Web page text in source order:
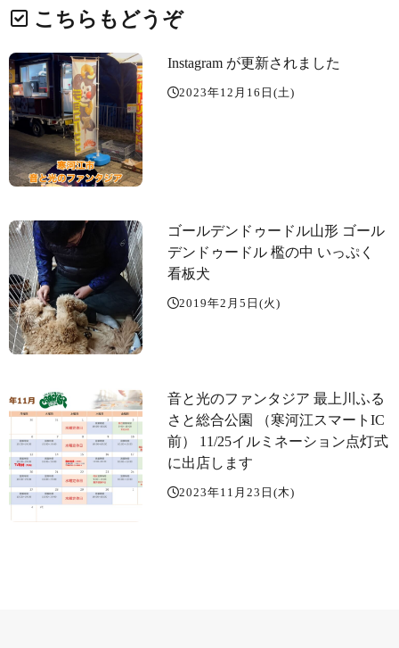
こちらもどうぞ
Instagram が更新されました
2023年12月16日(土)
ゴールデンドゥードル山形 ゴール
デンドゥードル 檻の中 いっぷく
看板犬
2019年2月5日(火)
音と光のファンタジア 最上川ふる
さと総合公園 （寒河江スマートIC
前） 11/25イルミネーション点灯式
に出店します
2023年11月23日(木)